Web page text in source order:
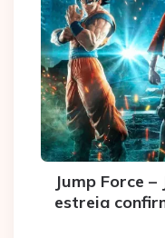
Jump Force
estreia